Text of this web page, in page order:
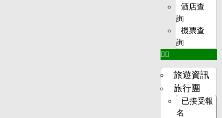
酒店查
詢
機票查
詢
旅遊資訊
旅行團
已接受報
名